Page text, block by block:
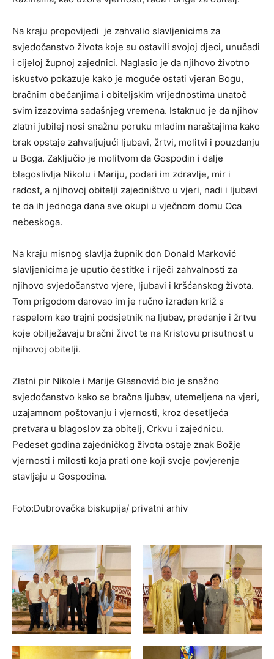
Na kraju propovijedi je zahvalio slavljenicima za
svjedočanstvo života koje su ostavili svojoj djeci, unučadi
i cijeloj župnoj zajednici. Naglasio je da njihovo životno
iskustvo pokazuje kako je moguće ostati vjeran Bogu,
bračnim obećanjima i obiteljskim vrijednostima unatoč
svim izazovima sadašnjeg vremena. Istaknuo je da njihov
zlatni jubilej nosi snažnu poruku mladim naraštajima kako
brak opstaje zahvaljujući ljubavi, žrtvi, molitvi i pouzdanju
u Boga. Zaključio je molitvom da Gospodin i dalje
blagoslivlja Nikolu i Mariju, podari im zdravlje, mir i
radost, a njihovoj obitelji zajedništvo u vjeri, nadi i ljubavi
te da ih jednoga dana sve okupi u vječnom domu Oca
nebeskoga.
Na kraju misnog slavlja župnik don Donald Marković
slavljenicima je uputio čestitke i riječi zahvalnosti za
njihovo svjedočanstvo vjere, ljubavi i kršćanskog života.
Tom prigodom darovao im je ručno izrađen križ s
raspelom kao trajni podsjetnik na ljubav, predanje i žrtvu
koje obilježavaju bračni život te na Kristovu prisutnost u
njihovoj obitelji.
Zlatni pir Nikole i Marije Glasnović bio je snažno
svjedočanstvo kako se bračna ljubav, utemeljena na vjeri,
uzajamnom poštovanju i vjernosti, kroz desetljeća
pretvara u blagoslov za obitelj, Crkvu i zajednicu.
Pedeset godina zajedničkog života ostaje znak Božje
vjernosti i milosti koja prati one koji svoje povjerenje
stavljaju u Gospodina.
Foto:Dubrovačka biskupija/ privatni arhiv